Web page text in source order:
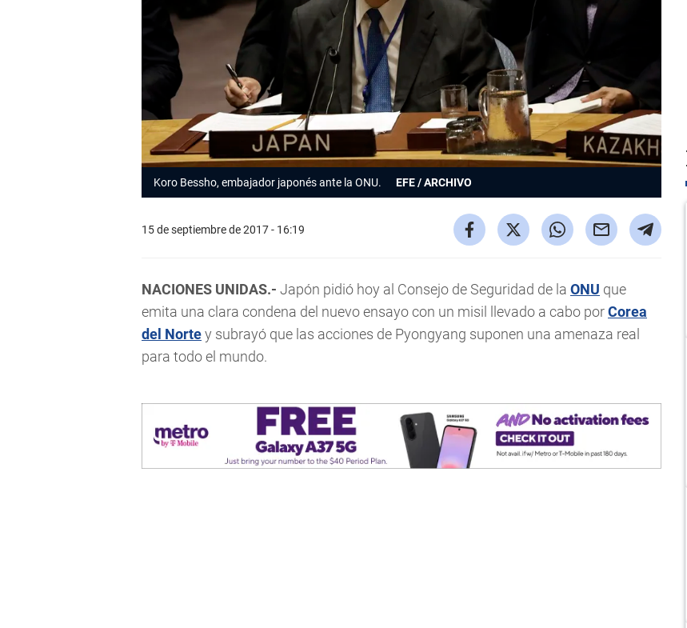
Koro Bessho, embajador japonés ante la ONU. EFE / ARCHIVO
15 de septiembre de 2017 - 16:19
NACIONES UNIDAS.- Japón pidió hoy al Consejo de Seguridad de la ONU que
emita una clara condena del nuevo ensayo con un misil llevado a cabo porCorea
del Nortey subrayó que las acciones de Pyongyang suponen una amenaza real
para todo el mundo.